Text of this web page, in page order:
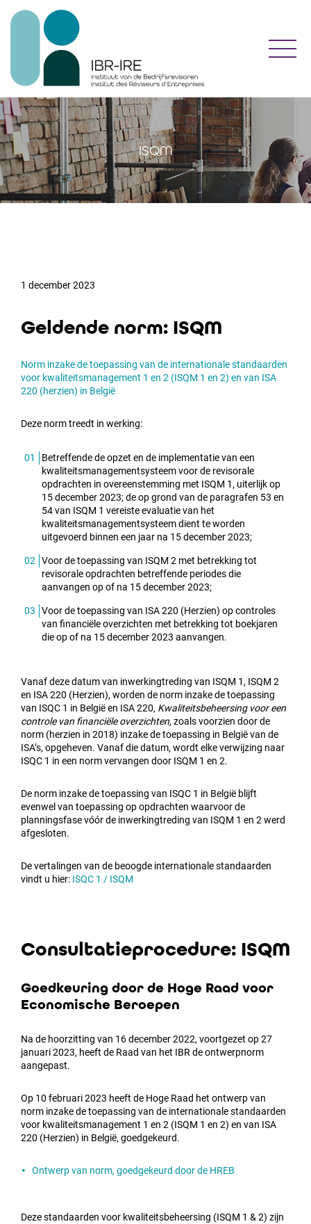
ISQM
1 december 2023
Geldende norm: ISQM
Norm inzake de toepassing van de internationale standaarden
voor kwaliteitsmanagement 1 en 2 (ISQM 1 en 2) en van ISA
220 (herzien) in België
Deze norm treedt in werking:
Betreffende de opzet en de implementatie van een
kwaliteitsmanagementsysteem voor de revisorale
opdrachten in overeenstemming met ISQM 1, uiterlijk op
15 december 2023; de op grond van de paragrafen 53 en
54 van ISQM 1 vereiste evaluatie van het
kwaliteitsmanagementsysteem dient te worden
uitgevoerd binnen een jaar na 15 december 2023;
Voor de toepassing van ISQM 2 met betrekking tot
revisorale opdrachten betreffende periodes die
aanvangen op of na 15 december 2023;
Voor de toepassing van ISA 220 (Herzien) op controles
van financiële overzichten met betrekking tot boekjaren
die op of na 15 december 2023 aanvangen.
Vanaf deze datum van inwerkingtreding van ISQM 1, ISQM 2
en ISA 220 (Herzien), worden de norm inzake de toepassing
van ISQC 1 in België en ISA 220, Kwaliteitsbeheersing voor een
controle van financiële overzichten,zoals voorzien door de
norm (herzien in 2018) inzake de toepassing in België van de
ISA’s, opgeheven. Vanaf die datum, wordt elke verwijzing naar
ISQC 1 in een norm vervangen door ISQM 1 en 2.
De norm inzake de toepassing van ISQC 1 in België blijft
evenwel van toepassing op opdrachten waarvoor de
planningsfase vóór de inwerkingtreding van ISQM 1 en 2 werd
afgesloten.
De vertalingen van de beoogde internationale standaarden
vindt u hier: ISQC 1 / ISQM
Consultatieprocedure: ISQM
Goedkeuring door de Hoge Raad voor
Economische Beroepen
Na de hoorzitting van 16 december 2022, voortgezet op 27
januari 2023, heeft de Raad van het IBR de ontwerpnorm
aangepast.
Op 10 februari 2023 heeft de Hoge Raad het ontwerp van
norm inzake de toepassing van de internationale standaarden
voor kwaliteitsmanagement 1 en 2 (ISQM 1 en 2) en van ISA
220 (Herzien) in België, goedgekeurd.
Ontwerp van norm, goedgekeurd door de HREB
Deze standaarden voor kwaliteitsbeheersing (ISQM 1 & 2) zijn